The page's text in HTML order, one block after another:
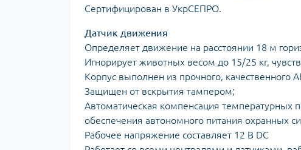
Сертифицирован в УкрСЕПРО.
Датчик движения
Определяет движение на расстоянии 18 м
Игнорирует животных весом до 15/25 кг,
Корпус выполнен из прочного, качественного
Защищен от вскрытия тампером;
Автоматическая компенсация температурных
обеспечения автономного питания охранных
Рабочее напряжение составляет 12 В DC